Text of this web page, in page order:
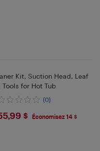
Kit, Suction Head, Leaf
for Hot Tub
(0)
$ Économisez 14 $